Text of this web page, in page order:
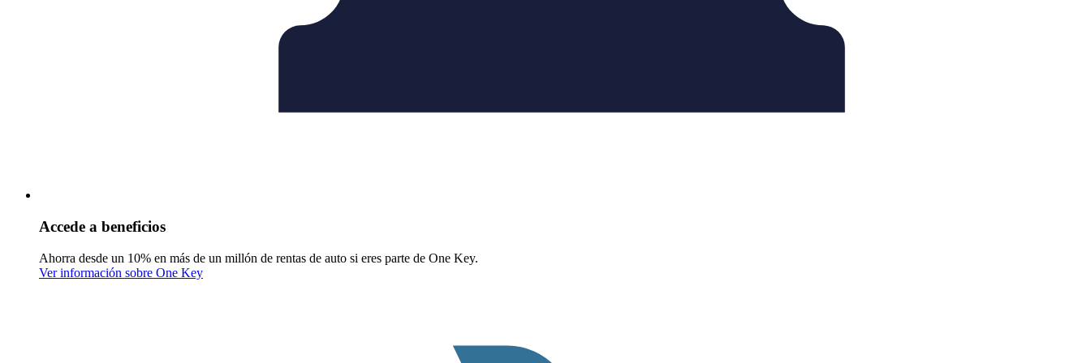
Accede a beneficios
Ahorra desde un 10% en más de un millón de rentas de auto si eres parte de One Key.
Ver información sobre One Key